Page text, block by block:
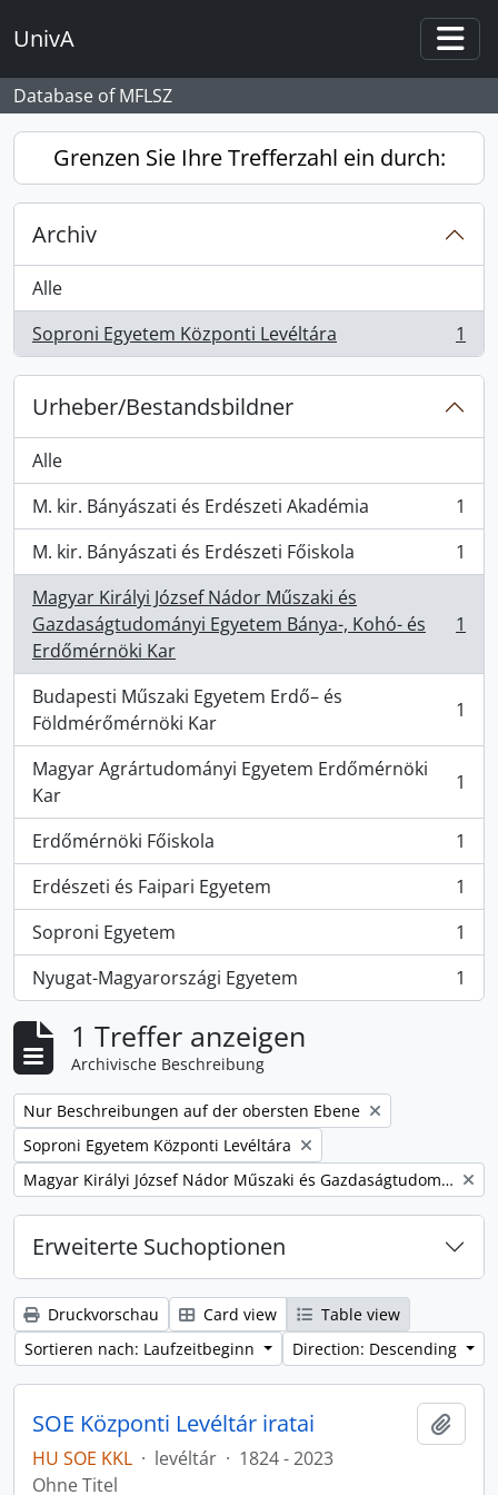
UnivA
Database of MFLSZ
Grenzen Sie Ihre Trefferzahl ein durch:
Archiv
Alle
Soproni Egyetem Központi Levéltára
, 1 Ergebnisse 1
Urheber/Bestandsbildner
Alle
M. kir. Bányászati és Erdészeti Akadémia
, 1 Ergebnisse
1
M. kir. Bányászati és Erdészeti Főiskola
, 1 Ergebnisse
1
Magyar Királyi József Nádor Műszaki és
Gazdaságtudományi Egyetem Bánya-, Kohó- és
Erdőmérnöki Kar
, 1 Ergebnisse 1
Budapesti Műszaki Egyetem Erdő– és
Földmérőmérnöki Kar
, 1 Ergebnisse 1
Magyar Agrártudományi Egyetem Erdőmérnöki
Kar
, 1 Ergebnisse 1
Erdőmérnöki Főiskola
, 1 Ergebnisse
1
Erdészeti és Faipari Egyetem
, 1 Ergebnisse
1
Soproni Egyetem
, 1 Ergebnisse
1
Nyugat-Magyarországi Egyetem
, 1 Ergebnisse 1
1 Treffer anzeigen
Archivische Beschreibung
Remove filter:
Nur Beschreibungen auf der obersten Ebene
Remove filter:
Soproni Egyetem Központi Levéltára
Remove filter:
Magyar Királyi József Nádor Műszaki és Gazdaságtudományi Egyetem Bánya-, Kohó- és Erdőmérnöki Kar
Erweiterte Suchoptionen
Druckvorschau Card view
Table view
Sortieren nach: Laufzeitbeginn
Direction: Descending
SOE Központi Levéltár iratai
HU SOE KKL · levéltár · 1824 - 2023
Ohne Titel